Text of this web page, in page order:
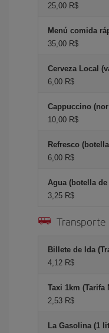
25,00 R$
Menú comida
35,00 R$
Cerveza Local
6,00 R$
Cappuccino
10,00 R$
Refresco
6,00 R$
Agua (botella
3,25 R$
Transporte
Billete de Ida
4,12 R$
Taxi 1km (Tarifa
2,53 R$
La Gasolina (1